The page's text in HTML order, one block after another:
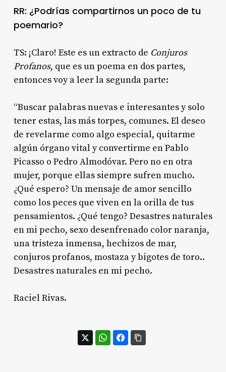
RR: ¿Podrías compartirnos un poco de tu
poemario?
TS: ¡Claro! Este es un extracto de Conjuros
Profanos, que es un poema en dos partes,
entonces voy a leer la segunda parte:
“Buscar palabras nuevas e interesantes y solo
tener estas, las más torpes, comunes. El deseo
de revelarme como algo especial, quitarme
algún órgano vital y convertirme en Pablo
Picasso o Pedro Almodóvar. Pero no en otra
mujer, porque ellas siempre sufren mucho.
¿Qué espero? Un mensaje de amor sencillo
como los peces que viven en la orilla de tus
pensamientos. ¿Qué tengo? Desastres naturales
en mi pecho, sexo desenfrenado color naranja,
una tristeza inmensa, hechizos de mar,
conjuros profanos, mostaza y bigotes de toro..
Desastres naturales en mi pecho.
Raciel Rivas.